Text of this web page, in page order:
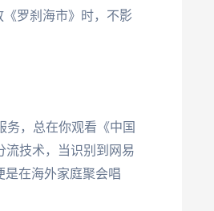
罗刹海市》时，不影
务，总在你观看《中国
流技术，当识别到网易
是在海外家庭聚会唱